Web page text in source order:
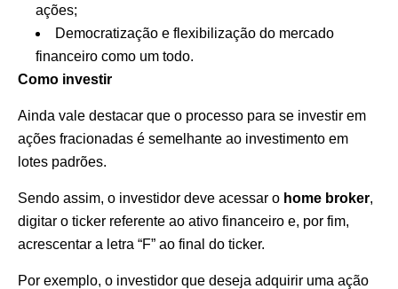
ações;
Democratização e flexibilização do mercado
financeiro como um todo.
Como investir
Ainda vale destacar que o processo para se investir em
ações fracionadas é semelhante ao investimento em
lotes padrões.
Sendo assim, o investidor deve acessar o home broker,
digitar o ticker referente ao ativo financeiro e, por fim,
acrescentar a letra “F” ao final do ticker.
Por exemplo, o investidor que deseja adquirir uma ação